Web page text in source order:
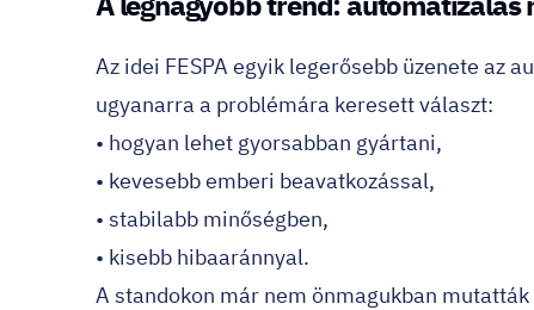
Az idei FESPA egyik legerősebb üzenete az
ugyanarra a problémára keresett választ:
• hogyan lehet gyorsabban gyártani,
• kevesebb emberi beavatkozással,
• stabilabb minőségben,
• kisebb hibaaránnyal.
A standokon már nem önmagukban